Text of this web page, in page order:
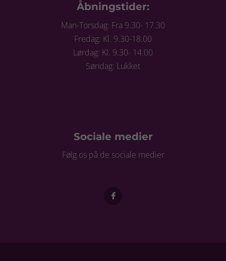
Åbningstider:
Man-Torsdag: Fra 9.30- 17.30
Fredag: Kl. 9.30-18.00
Lørdag: Kl. 9.30- 14.00
Søndag: Lukket
Sociale medier
Følg os på de sociale medier